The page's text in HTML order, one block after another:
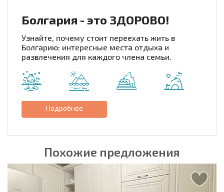
Болгария - это ЗДОРОВО!
Узнайте, почему стоит переехать жить в
Болгарию: интересные места отдыха и
развлечения для каждого члена семьи.
Подробнее
Похожие предложения